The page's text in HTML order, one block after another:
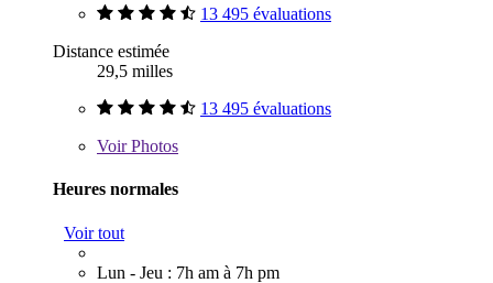
13 495 évaluations
Distance estimée
29,5 milles
13 495 évaluations
VoirPhotos
Heures normales
Voir tout
Lun - Jeu : 7h am à 7h pm